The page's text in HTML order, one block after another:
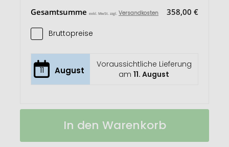
Gesamtsumme exkl. MwSt. zzgl. Versandkosten 358,00 €
Bruttopreise
11 August
Voraussichtliche Lieferung
am11. August
VINGA
Grillstab
Auf
In den Warenkorb